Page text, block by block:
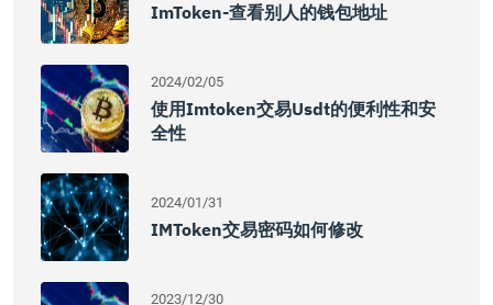
ImToken-查看别人的钱包地址
2024/02/05
使用imtoken交易usdt的便利性和安
全性
2024/01/31
IMToken交易密码如何修改
2023/12/30